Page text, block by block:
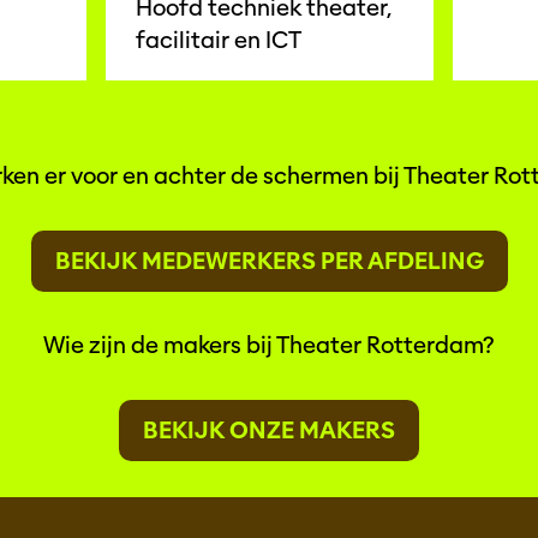
Hoofd techniek theater,
facilitair en ICT
er voor en achter de schermen bij Theater
BEKIJK MEDEWERKERS PER AFDELING
Wie zijn de makers bij Theater Rotterdam?
BEKIJK ONZE MAKERS